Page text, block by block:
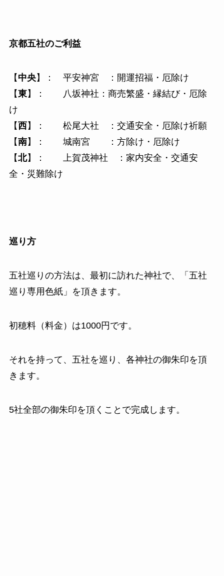
京都五社のご利益
【 中央】： 平安神宮 ：開運招福・厄除け
【東】： 八坂神社：商売繁盛・縁結び・厄除
け
【西】： 松尾大社 ：交通安全・厄除け祈願
【南】： 城南宮 ：方除け・厄除け
【北】： 上賀茂神社 ：家内安全・交通安
全・災難除け
巡り方
五社巡りの方法は、最初に訪れた神社で、「五社
巡り専用色紙」を頂きます。
初穂料（料金）は1000円です。
それを持って、五社を巡り、各神社の御朱印を頂
きます。
5社全部の御朱印を頂くことで完成します。